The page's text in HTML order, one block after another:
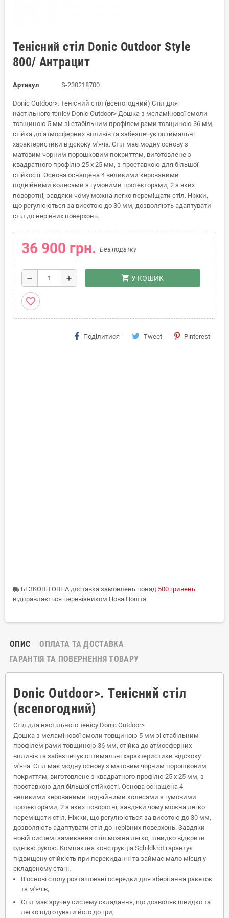
Тенісний стіл Donic Outdoor Style
800/ Антрацит
Артикул S-230218700
Donic Outdoor>. Тенісний стіл (всепогодний) Стіл для
настільного тенісу Donic Outdoor> Дошка з меламінової смоли
товщиною 5 мм зі стабільним профілем рами товщиною 36 мм,
стійка до атмосферних впливів та забезпечує оптимальні
характеристики відскоку м'яча. Стіл має модну основу з
матовим чорним порошковим покриттям, виготовлене з
квадратного профілю 25 x 25 мм, з проставкою для більшої
стійкості. Основа оснащена 4 великими керованими
подвійними колесами з гумовими протекторами, 2 з яких
поворотні, завдяки чому можна легко переміщати стіл. Ніжки,
що регулюються за висотою до 30 мм, дозволяють адаптувати
стіл до нерівних поверхонь.
36 900 грн. Без податку
remove add shopping_cart У КОШИК
favorite_border
Поділитися Tweet Pinterest
local_shipping БЕЗКОШТОВНА доставка замовлень понад 500 гривень
відправляється перевізником Нова Пошта
ОПИС
ОПЛАТА ТА ДОСТАВКА
ГАРАНТІЯ ТА ПОВЕРНЕННЯ ТОВАРУ
Donic Outdoor>. Тенісний стіл
(всепогодний)
Стіл для настільного тенісу Donic Outdoor>
Дошка з меламінової смоли товщиною 5 мм зі стабільним
профілем рами товщиною 36 мм, стійка до атмосферних
впливів та забезпечує оптимальні характеристики відскоку
м'яча. Стіл має модну основу з матовим чорним порошковим
покриттям, виготовлене з квадратного профілю 25 x 25 мм, з
проставкою для більшої стійкості. Основа оснащена 4
великими керованими подвійними колесами з гумовими
протекторами, 2 з яких поворотні, завдяки чому можна легко
переміщати стіл. Ніжки, що регулюються за висотою до 30 мм,
дозволяють адаптувати стіл до нерівних поверхонь. Завдяки
новій системі замикання стіл можна легко, швидко відкрити
однією рукою. Компактна конструкція Schildkröt гарантує
підвищену стійкість при перекиданні та займає мало місця у
складеному стані.
В основі столу розташовані осередки для зберігання ракеток
та м'ячів,
Стіл має зручну систему складання, що дозволяє швидко та
легко підготувати його до гри,